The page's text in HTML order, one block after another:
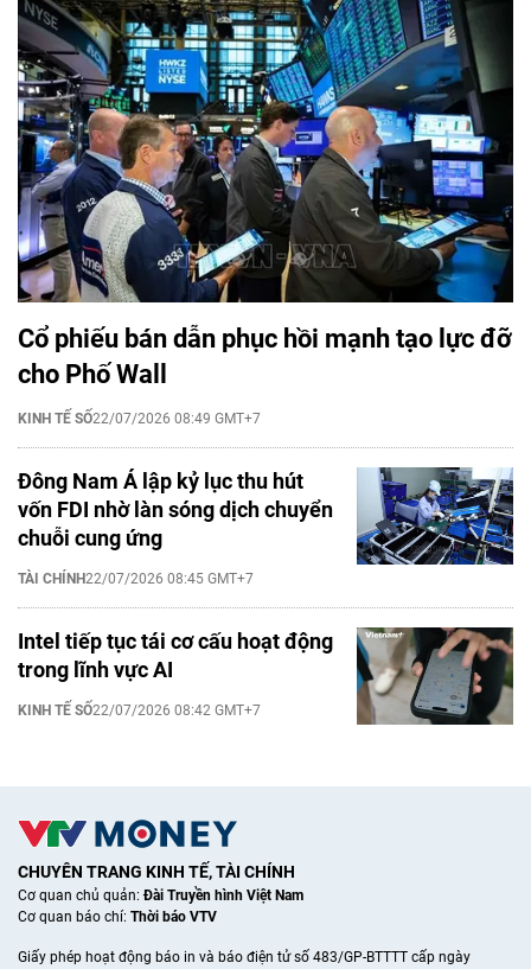
Cổ phiếu bán dẫn phục hồi mạnh tạo lực đỡ
cho Phố Wall
KINH TẾ SỐ22/07/2026 08:49 GMT+7
Đông Nam Á lập kỷ lục thu hút
vốn FDI nhờ làn sóng dịch chuyển
chuỗi cung ứng
TÀI CHÍNH22/07/2026 08:45 GMT+7
Intel tiếp tục tái cơ cấu hoạt động
trong lĩnh vực AI
KINH TẾ SỐ22/07/2026 08:42 GMT+7
CHUYÊN TRANG KINH TẾ, TÀI CHÍNH
Cơ quan chủ quản:Đài Truyền hình Việt Nam
Cơ quan báo chí: Thời báo VTV
Giấy phép hoạt động báo in và báo điện tử số 483/GP-BTTTT cấp ngày